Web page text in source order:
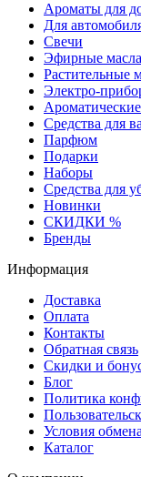
Ароматы для
Для
Свечи
Эфирные масла
Растительные
Электро-
Средства для
Парфюм
Подарки
Наборы
Средства для
Новинки
СКИДКИ %
Бренды
Информация
Доставка
Оплата
Контакты
Обратная связь
Скидки и
Блог
Политика
Условия
Каталог